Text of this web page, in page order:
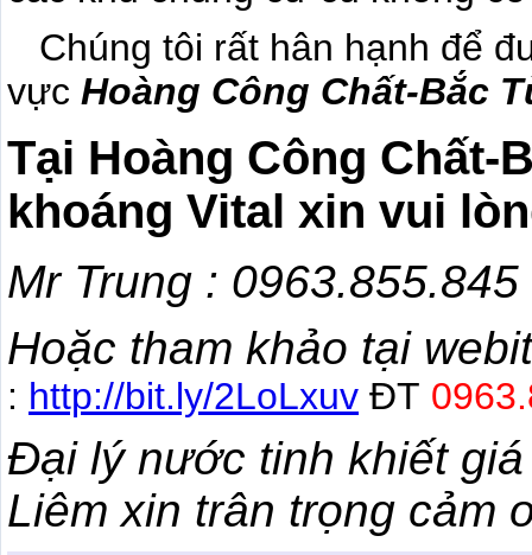
Chúng tôi rất hân hạnh để
vực Hoàng Công Chất-Bắc
Tại Hoàng Công
khoáng Vital xin vui
Mr Trung : 0963.855.845
Hoặc tham khảo tại
: http://bit.ly/2LoLxuv ĐT
Đại lý nước tinh khiết
Liêm xin trân trọng cảm